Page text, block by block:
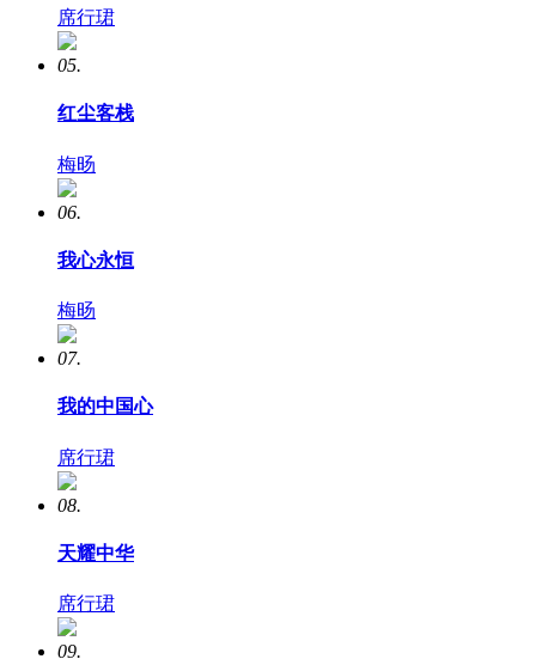
席行珺
05.
红尘客栈
梅旸
06.
我心永恒
梅旸
07.
我的中国心
席行珺
08.
天耀中华
席行珺
09.